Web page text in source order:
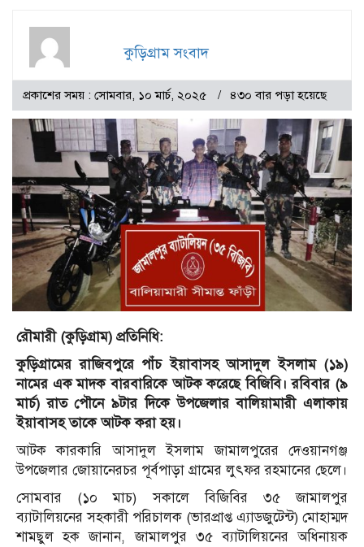
কুড়িগ্রাম সংবাদ
প্রকাশের সময় : সোমবার, ১০ মার্চ, ২০২৫ ৪৩০ বার পড়া হয়েছে
রৌমারী (কুড়িগ্রাম) প্রতিনিধি:
কুড়িগ্রামের রাজিবপুরে পাঁচ ইয়াবাসহ আসাদুল ইসলাম (১৯)
নামের এক মাদক বারবারিকে আটক করেছে বিজিবি। রবিবার (৯
মার্চ) রাত পৌনে ৯টার দিকে উপজেলার বালিয়ামারী এলাকায়
ইয়াবাসহ তাকে আটক করা হয়।
আটক কারকারি আসাদুল ইসলাম জামালপুরের দেওয়ানগঞ্জ
উপজেলার জোয়ানেরচর পূর্বপাড়া গ্রামের লুৎফর রহমানের ছেলে।
সোমবার (১০ মাচ) সকালে বিজিবির ৩৫ জামালপুর
ব্যাটালিয়নের সহকারী পরিচালক (ভারপ্রাপ্ত এ্যাডজুটেন্ট) মোহাম্মদ
শামছুল হক জানান, জামালপুর ৩৫ ব্যাটালিয়নের অধিনায়ক